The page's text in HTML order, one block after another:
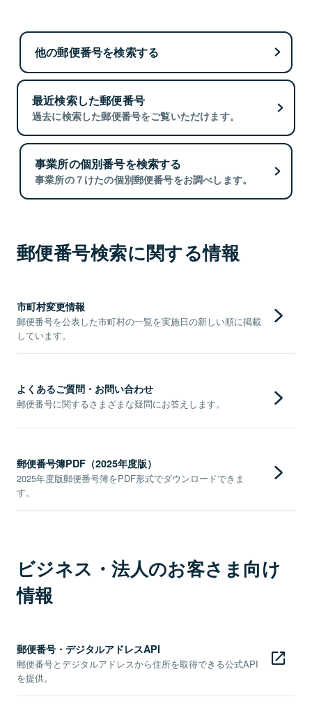
他の郵便番号を検索する
最近検索した郵便番号
過去に検索した郵便番号をご覧いただけます。
事業所の個別番号を検索する
事業所の７けたの個別郵便番号をお調べします。
郵便番号検索に関する情報
市町村変更情報
郵便番号を公表した市町村の一覧を実施日の新しい順に掲載
しています。
よくあるご質問・お問い合わせ
郵便番号に関するさまざまな疑問にお答えします。
郵便番号簿PDF（2025年度版）
2025年度版郵便番号簿をPDF形式でダウンロードできま
す。
ビジネス・法人のお客さま向け
情報
郵便番号・デジタルアドレスAPI
郵便番号とデジタルアドレスから住所を取得できる公式API
を提供。